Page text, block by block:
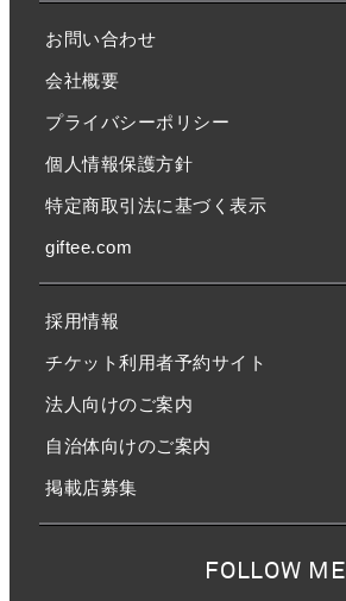
お問い合わせ
会社概要
プライバシーポリシー
個人情報保護方針
特定商取引法に基づく表示
giftee.com
採用情報
チケット利用者予約サイト
法人向けのご案内
自治体向けのご案内
掲載店募集
FOLLOW ME